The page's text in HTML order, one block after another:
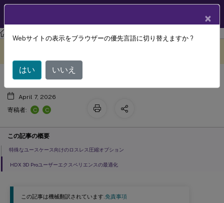
Citrix Virtual Apps and Desktops7 2511
この記事は機械翻訳されています.免責事項
HDX ™ 3D Pro
April 7, 2026
寄稿者:
C C
この記事の概要
特殊なユースケース向けのロスレス圧縮オプション
HDX 3D Proユーザーエクスペリエンスの最適化
×
Webサイトの表示をブラウザーの優先言語に切り替えますか ?
はい いいえ